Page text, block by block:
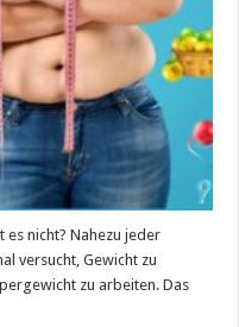
nicht? Nahezu jeder
versucht, Gewicht zu
zu arbeiten. Das